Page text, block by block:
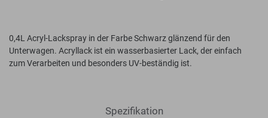
0,4L Acryl-Lackspray in der Farbe Schwarz glänzend für den
Unterwagen. Acryllack ist ein wasserbasierter Lack, der einfach
zum Verarbeiten und besonders UV-beständig ist.
Spezifikation